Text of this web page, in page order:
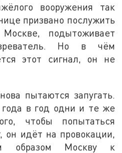
вооружения так
призвано послужить
подытоживает
Но в чём
этот сигнал, он не
пытаются запугать.
в год одни и те же
чтобы попытаться
он идёт на провокации,
образом Москву к